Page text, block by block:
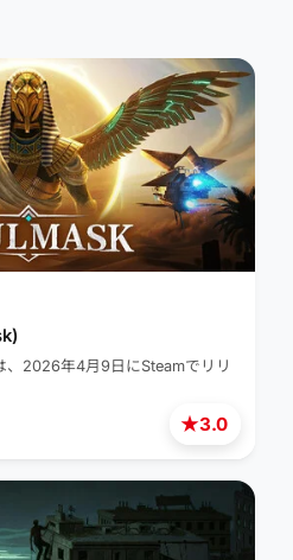
★3.0
2026年4月9日にSteamでリリ